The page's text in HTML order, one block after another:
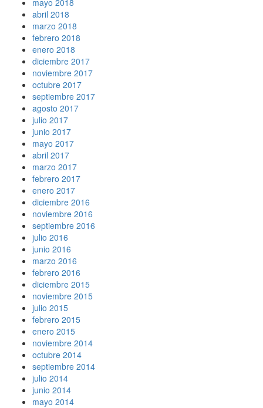
abril 2018
marzo 2018
febrero 2018
enero 2018
diciembre 2017
noviembre 2017
octubre 2017
septiembre 2017
agosto 2017
julio 2017
junio 2017
mayo 2017
abril 2017
marzo 2017
febrero 2017
enero 2017
diciembre 2016
noviembre 2016
septiembre 2016
julio 2016
junio 2016
marzo 2016
febrero 2016
diciembre 2015
noviembre 2015
julio 2015
febrero 2015
enero 2015
noviembre 2014
octubre 2014
septiembre 2014
julio 2014
junio 2014
mayo 2014